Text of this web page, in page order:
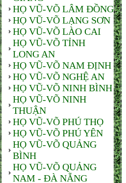
HỌ VŨ-VÕ LÂM ĐỒNG
HỌ VŨ-VÕ LẠNG SƠN
HỌ VŨ-VÕ LÀO CAI
HỌ VŨ-VÕ TỈNH
LONG AN
HỌ VŨ-VÕ NAM ĐỊNH
HỌ VŨ-VÕ NGHỆ AN
HỌ VŨ-VÕ NINH BÌNH
HỌ VŨ-VÕ NINH
THUẬN
HỌ VŨ-VÕ PHÚ THỌ
HỌ VŨ-VÕ PHÚ YÊN
HỌ VŨ-VÕ QUẢNG
BÌNH
HỌ VŨ-VÕ QUẢNG
NAM - ĐÀ NẴNG